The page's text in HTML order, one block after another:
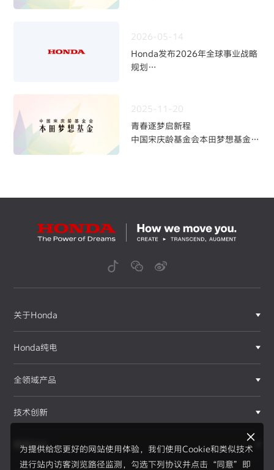
2026-05-14
Honda发布2026年全球事业战略
规划
2025-11-20
青春逐梦启新程
中国宋庆龄基金会本田梦想基金第
为提供给您更好的网站使用体验，我们使用Cookie和类似技术
进行站内访客浏览路径监测，勾选下列协议并点击“同意”即
关于Honda
Honda纯电
全领域产品
技术创新
赛事运动